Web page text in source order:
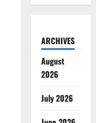
ARCHIVES
August
2026
July 2026